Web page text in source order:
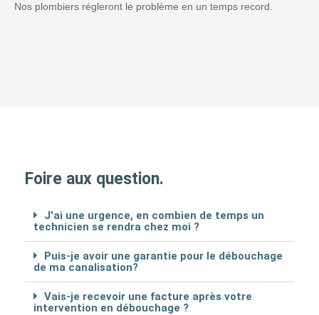
Nos plombiers régleront le problème en un temps record.
Foire aux question.
J'ai une urgence, en combien de temps un
technicien se rendra chez moi ?
Puis-je avoir une garantie pour le débouchage
de ma canalisation?
Vais-je recevoir une facture après votre
intervention en débouchage ?